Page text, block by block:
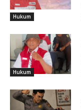
Hukum
Hukum